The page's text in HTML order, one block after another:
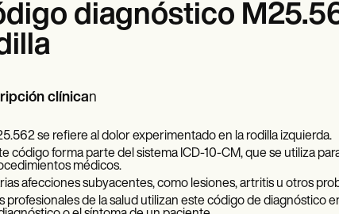
diagnóstico
clínican
se refiere al dolor experimentado en la rodilla izquierda.
código forma parte del sistema ICD-10-CM, que se utiliza
médicos.
afecciones subyacentes, como lesiones, artritis u otros
profesionales de la salud utilizan este código de diagnóstico